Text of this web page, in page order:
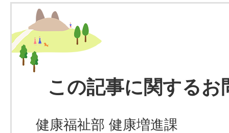
この記事に関するお
健康福祉部 健康増進課